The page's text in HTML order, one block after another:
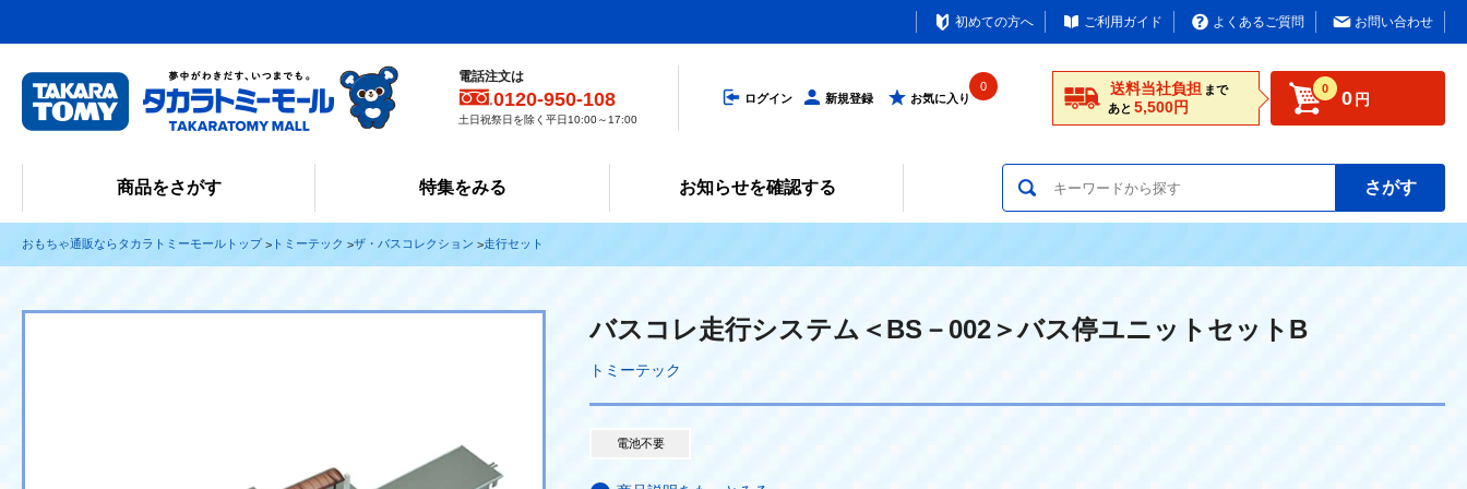
初めての方へ ご利用ガイド よくあるご質問 お問い合わせ
電話注文は
0120-950-108
土日祝祭日を除く平日10:00～17:00
ログイン 新規登録 お気に入り
0 送料当社負担 まで
あと 5,500円
0 0 円
商品をさがす 特集をみる お知らせを確認する さがす
おもちゃ通販ならタカラトミーモールトップ トミーテック ザ・バスコレクション 走行セット
バスコレ走行システム＜BS－002＞バス停ユニットセットB
トミーテック
電池不要